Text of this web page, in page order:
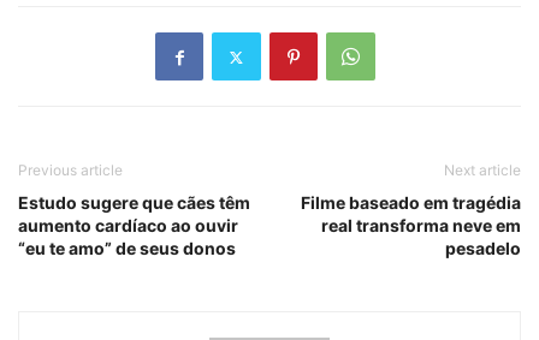
Previous article
Estudo sugere que cães têm
aumento cardíaco ao ouvir
“eu te amo” de seus donos
Next article
Filme baseado em tragédia
real transforma neve em
pesadelo